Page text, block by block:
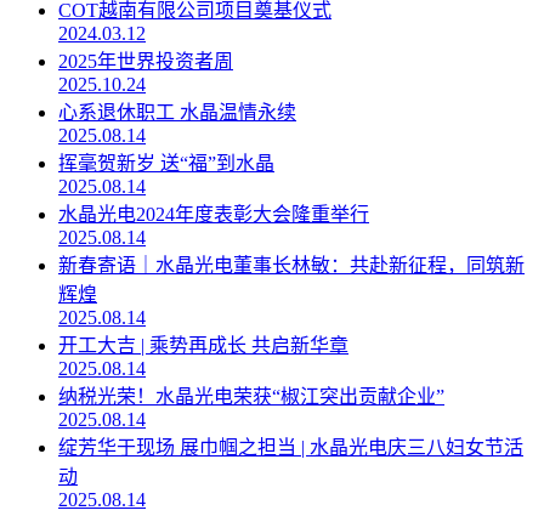
COT越南有限公司项目奠基仪式
2024.03.12
2025年世界投资者周
2025.10.24
心系退休职工 水晶温情永续
2025.08.14
挥毫贺新岁 送“福”到水晶
2025.08.14
水晶光电2024年度表彰大会隆重举行
2025.08.14
新春寄语｜水晶光电董事长林敏：共赴新征程，同筑新
辉煌
2025.08.14
开工大吉 | 乘势再成长 共启新华章
2025.08.14
纳税光荣！水晶光电荣获“椒江突出贡献企业”
2025.08.14
绽芳华于现场 展巾帼之担当 | 水晶光电庆三八妇女节活
动
2025.08.14